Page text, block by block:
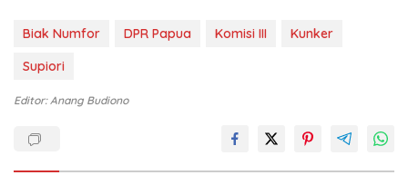
Biak Numfor DPR Papua Komisi III
Kunker
Supiori
Editor: Anang Budiono